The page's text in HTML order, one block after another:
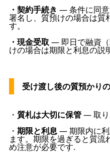
・契約手続き — 条件に同意
署名し、質預けの場合は質
す。
・現金受取 — 即日で融資
けの場合は期限と利息の説
受け渡し後の質預かり
・ 質札は大切に保管— 取り
・ 期限と利息— 期限内に利
ます。期限を過ぎると質流
め注意が必要です.